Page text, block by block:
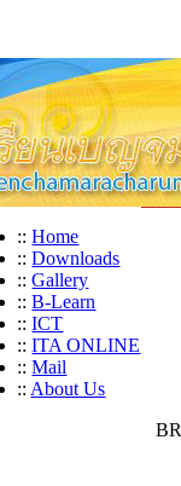
:: Home
:: Downloads
:: Gallery
:: B-Learn
:: ICT
:: ITA ONLINE
:: Mail
:: About Us